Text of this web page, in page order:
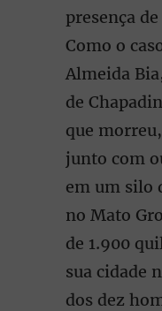
presença
Como o
Almeida
de
que
junto com
em um silo
no Mato
de 1.900
sua cidade
dos dez